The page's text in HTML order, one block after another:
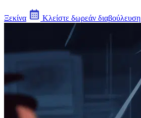
Ξεκίνα Κλείστε δωρεάν διαβούλευση